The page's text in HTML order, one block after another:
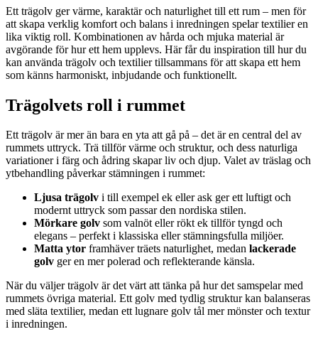
Ett trägolv ger värme, karaktär och naturlighet till ett rum – men för
att skapa verklig komfort och balans i inredningen spelar textilier en
lika viktig roll. Kombinationen av hårda och mjuka material är
avgörande för hur ett hem upplevs. Här får du inspiration till hur du
kan använda trägolv och textilier tillsammans för att skapa ett hem
som känns harmoniskt, inbjudande och funktionellt.
Trägolvets roll i rummet
Ett trägolv är mer än bara en yta att gå på – det är en central del av
rummets uttryck. Trä tillför värme och struktur, och dess naturliga
variationer i färg och ådring skapar liv och djup. Valet av träslag och
ytbehandling påverkar stämningen i rummet:
Ljusa trägolv i till exempel ek eller ask ger ett luftigt och
modernt uttryck som passar den nordiska stilen.
Mörkare golv som valnöt eller rökt ek tillför tyngd och
elegans – perfekt i klassiska eller stämningsfulla miljöer.
Matta ytor framhäver träets naturlighet, medan lackerade
golv ger en mer polerad och reflekterande känsla.
När du väljer trägolv är det värt att tänka på hur det samspelar med
rummets övriga material. Ett golv med tydlig struktur kan balanseras
med släta textilier, medan ett lugnare golv tål mer mönster och textur
i inredningen.